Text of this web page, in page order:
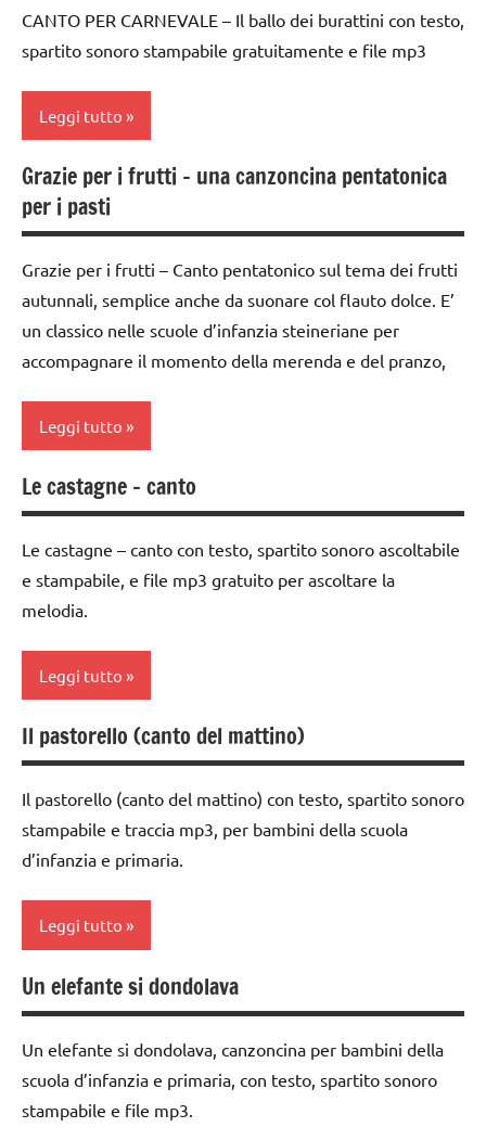
6
anni
6
anni
DOWNLOAD
flauto
dolce
e
canto
mp3
MUSICA
TUTTI GLI
ARGOMENTI
TUTTI GLI
CANTO PER CARNEVALE – Il ballo dei burattini con testo,
spartito sonoro stampabile gratuitamente e file mp3
Leggi tutto
Carnevale
classe
dai
anni
DELL'ANNO
flauto
canto
TUTTI GLI
ARGOMENTI
PER ETA'
TUTTI GLI
ARTICOLI
Grazie per i frutti – una canzoncina pentatonica
per i pasti
Grazie per i frutti – Canto pentatonico sul tema dei frutti
autunnali, semplice anche da suonare col flauto dolce. E’
un classico nelle scuole d’infanzia steineriane per
accompagnare il momento della merenda e del pranzo,
Leggi tutto
Autunno
1a
classe
classe
da 0
a 3
dai
3 ai
anni
flauto
e
CORTESIA
Le castagne – canto
Le castagne – canto con testo, spartito sonoro ascoltabile
e stampabile, e file mp3 gratuito per ascoltare la
melodia.
Leggi tutto
Autunno
1a
classe
classe
classe
4a
flauto
dolce
Il pastorello (canto del mattino)
Il pastorello (canto del mattino) con testo, spartito sonoro
stampabile e traccia mp3, per bambini della scuola
d’infanzia e primaria.
Leggi tutto
classe
1a
classe
2a
Un elefante si dondolava
Un elefante si dondolava, canzoncina per bambini della
scuola d’infanzia e primaria, con testo, spartito sonoro
stampabile e file mp3.